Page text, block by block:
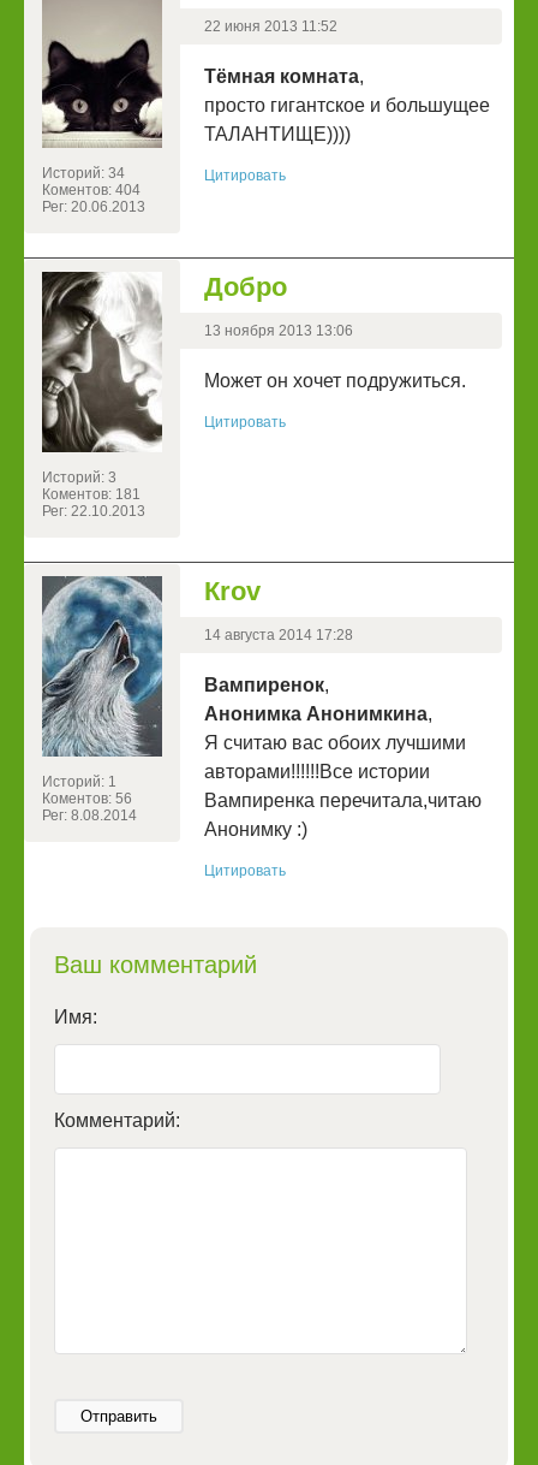
Историй: 34
Коментов: 404
Рег: 20.06.2013
22 июня 2013 11:52
Тёмная комната,
просто гигантское и большущее
ТАЛАНТИЩЕ))))
Цитировать
Историй: 3
Коментов: 181
Рег: 22.10.2013
Добро
13 ноября 2013 13:06
Может он хочет подружиться.
Цитировать
Историй: 1
Коментов: 56
Рег: 8.08.2014
Кrоv
14 августа 2014 17:28
Вампиренок,
Анонимка Анонимкина,
Я считаю вас обоих лучшими
авторами!!!!!!Все истории
Вампиренка перечитала,читаю
Анонимку :)
Цитировать
Ваш комментарий
Имя:
Комментарий:
Отправить